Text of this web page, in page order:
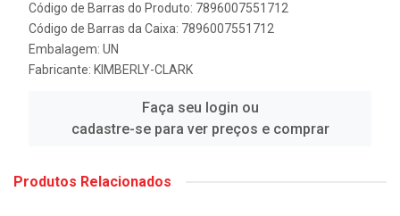
Código de Barras do Produto: 7896007551712
Código de Barras da Caixa: 7896007551712
Embalagem: UN
Fabricante: KIMBERLY-CLARK
Faça seu login ou
cadastre-se para ver preços e comprar
Produtos Relacionados